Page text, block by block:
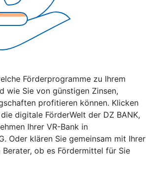
Förderprogramme zu Ihrem
wie Sie von günstigen Zinsen,
profitieren können. Klicken
digitale FörderWelt der DZ BANK,
Ihrer VR-Bank in
Oder klären Sie gemeinsam mit Ihrer
ob es Fördermittel für Sie